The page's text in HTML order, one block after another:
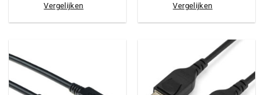
Vergelijken Vergelijken